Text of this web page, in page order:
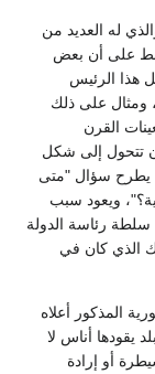
له العديد من
على أن بعض
هذا الرئيس
ومثال على ذلك
القرن
تتحول إلى شكل
يطرح سؤال "متى
ويعود سبب
سلطة رئاسة الدولة
الذي كان في
المذكور أعلاه
يقودها أناس لا
أو إرادة